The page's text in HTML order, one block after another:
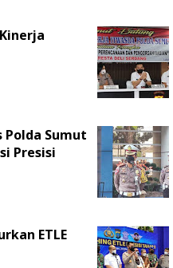
Sumut
Presisi
ETLE